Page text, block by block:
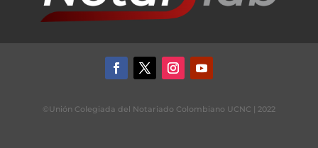
©Unión Colegiada del Notariado Colombiano UCNC | 2022